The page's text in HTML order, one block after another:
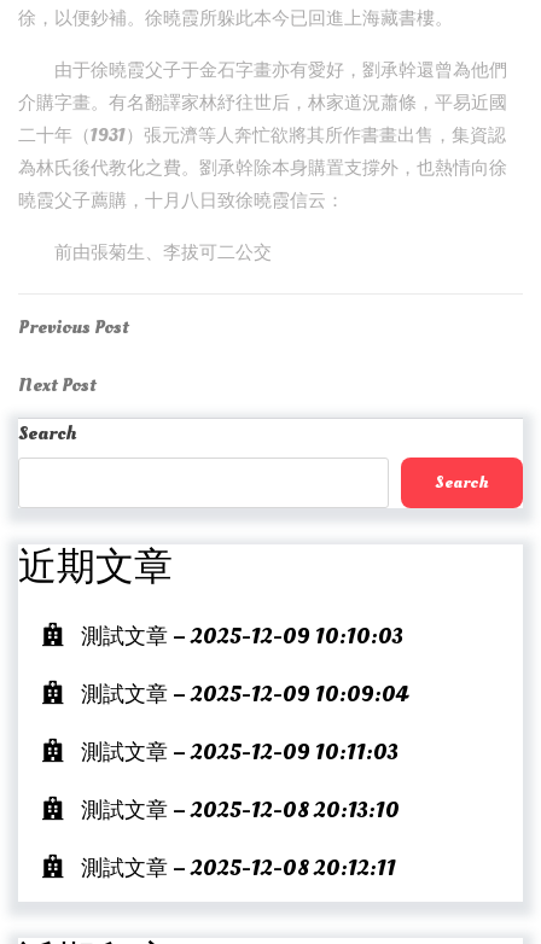
徐，以便鈔補。徐曉霞所躲此本今已回進上海藏書樓。
由于徐曉霞父子于金石字畫亦有愛好，劉承幹還曾為他們
介購字畫。有名翻譯家林紓往世后，林家道況蕭條，平易近國
二十年（1931）張元濟等人奔忙欲將其所作書畫出售，集資認
為林氏後代教化之費。劉承幹除本身購置支撐外，也熱情向徐
曉霞父子薦購，十月八日致徐曉霞信云：
前由張菊生、李拔可二公交
Post
navigation
Previous
Previous Post
Next
Post
Next Post
Search
Search
近期文章
測試文章 – 2025-12-09 10:10:03
測試文章 – 2025-12-09 10:09:04
測試文章 – 2025-12-09 10:11:03
測試文章 – 2025-12-08 20:13:10
測試文章 – 2025-12-08 20:12:11